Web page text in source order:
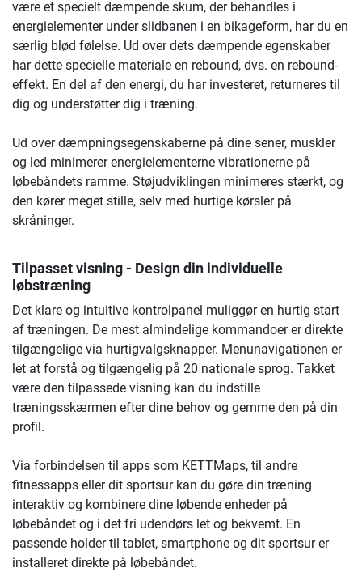
være et specielt dæmpende skum, der behandles i
energielementer under slidbanen i en bikageform, har du en
særlig blød følelse. Ud over dets dæmpende egenskaber
har dette specielle materiale en rebound, dvs. en rebound-
effekt. En del af den energi, du har investeret, returneres til
dig og understøtter dig i træning.
Ud over dæmpningsegenskaberne på dine sener, muskler
og led minimerer energielementerne vibrationerne på
løbebåndets ramme. Støjudviklingen minimeres stærkt, og
den kører meget stille, selv med hurtige kørsler på
skråninger.
Tilpasset visning - Design din individuelle
løbstræning
Det klare og intuitive kontrolpanel muliggør en hurtig start
af træningen. De mest almindelige kommandoer er direkte
tilgængelige via hurtigvalgsknapper. Menunavigationen er
let at forstå og tilgængelig på 20 nationale sprog. Takket
være den tilpassede visning kan du indstille
træningsskærmen efter dine behov og gemme den på din
profil.
Via forbindelsen til apps som KETTMaps, til andre
fitnessapps eller dit sportsur kan du gøre din træning
interaktiv og kombinere dine løbende enheder på
løbebåndet og i det fri udendørs let og bekvemt. En
passende holder til tablet, smartphone og dit sportsur er
installeret direkte på løbebåndet.